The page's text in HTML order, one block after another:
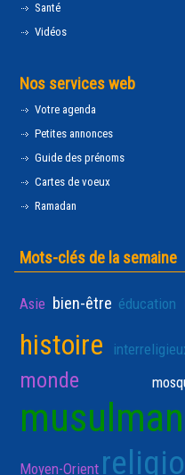
Santé
Vidéos
Nos services web
Votre agenda
Petites annonces
Guide des prénoms
Cartes de voeux
Ramadan
Mots-clés de la semaine
Asie bien-être éducation
histoire
monde
Moyen-Orient